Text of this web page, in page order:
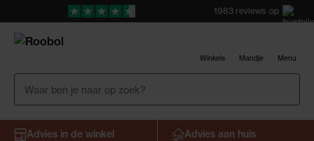
1983 reviews op
Winkels Mandje Menu
Advies in de winkel
Advies aan huis